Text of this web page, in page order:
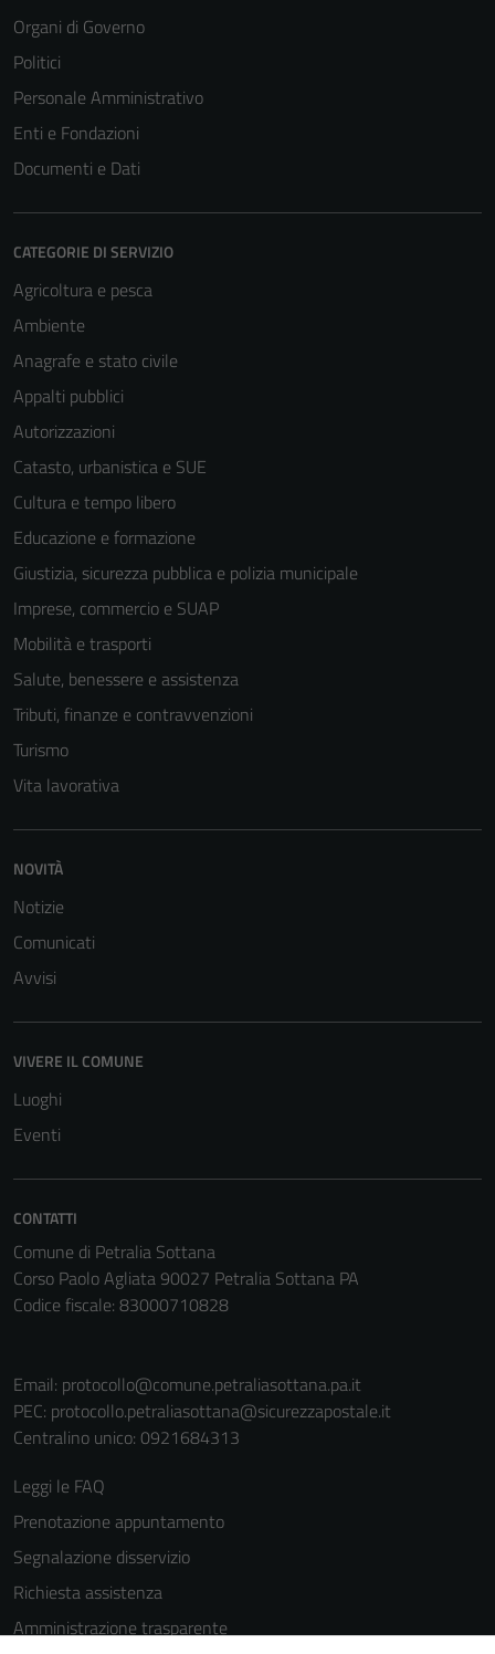
Organi di Governo
Politici
Personale Amministrativo
Enti e Fondazioni
Documenti e Dati
CATEGORIE DI SERVIZIO
Agricoltura e pesca
Ambiente
Anagrafe e stato civile
Appalti pubblici
Autorizzazioni
Catasto, urbanistica e SUE
Cultura e tempo libero
Educazione e formazione
Giustizia, sicurezza pubblica e polizia municipale
Imprese, commercio e SUAP
Mobilità e trasporti
Salute, benessere e assistenza
Tributi, finanze e contravvenzioni
Turismo
Vita lavorativa
NOVITÀ
Notizie
Comunicati
Avvisi
VIVERE IL COMUNE
Luoghi
Eventi
CONTATTI
Comune di Petralia Sottana
Corso Paolo Agliata 90027 Petralia Sottana PA
Codice fiscale: 83000710828
Email: protocollo@comune.petraliasottana.pa.it
PEC: protocollo.petraliasottana@sicurezzapostale.it
Centralino unico: 0921684313
Leggi le FAQ
Prenotazione appuntamento
Segnalazione disservizio
Richiesta assistenza
Amministrazione trasparente